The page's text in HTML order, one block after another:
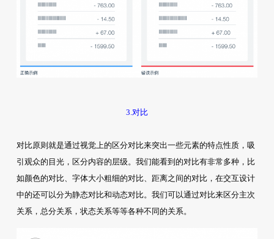
3.对比
对比原则就是通过视觉上的区分对比来突出一些元素的特点性质，吸
引观众的目光，区分内容的层级。我们能看到的对比有非常多种，比
如颜色的对比、字体大小粗细的对比、距离之间的对比，在交互设计
中的还可以分为静态对比和动态对比。我们可以通过对比来区分主次
关系，总分关系，状态关系等等各种不同的关系。